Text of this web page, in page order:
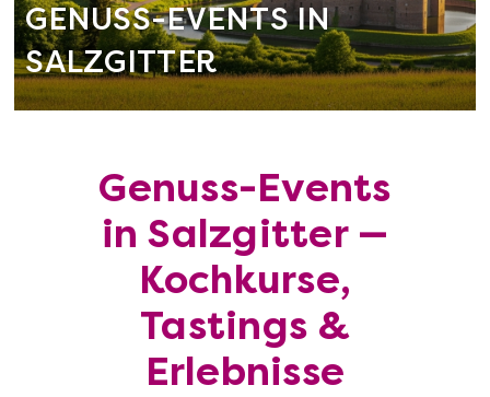
GENUSS-EVENTS IN
SALZGITTER
Genuss-Events
in Salzgitter —
Kochkurse,
Tastings &
Erlebnisse